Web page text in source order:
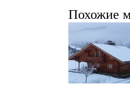
Похожие